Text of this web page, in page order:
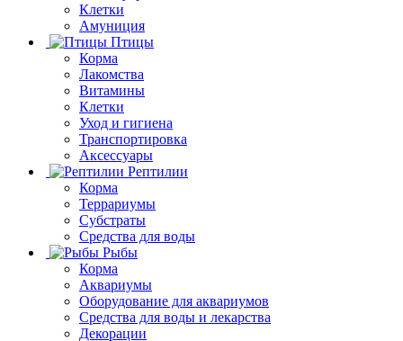
Клетки
Амуниция
Птицы
Корма
Лакомства
Витамины
Клетки
Уход и гигиена
Транспортировка
Аксессуары
Рептилии
Корма
Террариумы
Субстраты
Средства для воды
Рыбы
Корма
Аквариумы
Оборудование для аквариумов
Средства для воды и лекарства
Декорации